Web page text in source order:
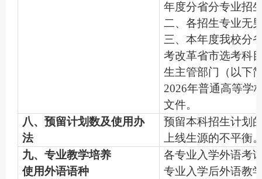
年度分省分专业招
二、各招生专业无
三、本年度我校分
考改革省市选考科
生主管部门（以下
2026年普通高等学
文件。
八、预留计划数及使用办
法
预留本科招生计划
上线生源的不平衡
九、专业教学培养
使用外语语种
各专业入学外语考
专业入学后外语教